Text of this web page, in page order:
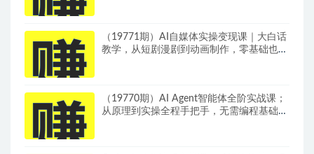
（19771期）AI自媒体实操变现课｜大白话
教学，从短剧漫剧到动画制作，零基础也能
（19770期）AI Agent智能体全阶实战课；
从原理到实操全程手把手，无需编程基础也